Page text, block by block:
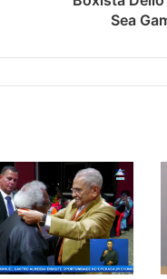
Sea